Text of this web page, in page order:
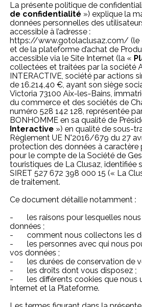
La présente politique de
de confidentialité ») explique la
données personnelles des
accessible à l’adresse :
https://www.gotolaclusaz.com/ (le
et de la plateforme d’achat de
accessible via le Site Internet (la «
collectées et traitées par la société
INTERACTIVE, société par actions
de 16.214,40 €, ayant son siège
Victoria 73100 Aix-les-Bains,
du commerce et des sociétés de
numéro 528 142 128, représentée
BONHOMME en sa qualité de
Interactive ») en qualité de sous-
Règlement UE N°2016/679 du 27
protection des données à caractère
pour le compte de la Société de
touristiques de La Clusaz, identifiée
SIRET 527 672 398 000 15 (« La
de traitement.
Ce document détaille notamment :
- les raisons pour lesquelles nous
données ;
- comment nous collectons les
- les personnes avec qui nous
vos données ;
- les durées de conservation de
- les droits dont vous disposez ;
- les différents cookies que nous
Internet et la Plateforme.